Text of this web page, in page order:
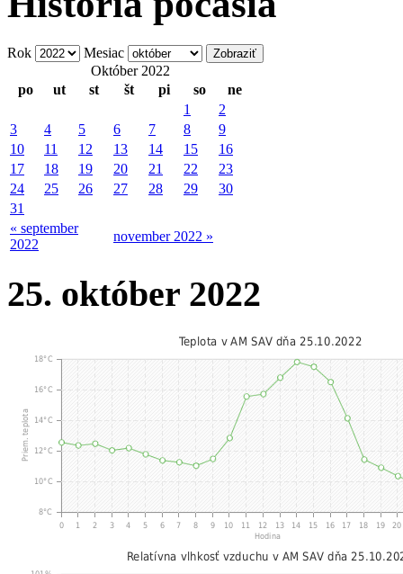
Rok
Mesiac
Október 2022
po
ut st št pi so ne
« september
2022
november 2022 »
1
2
3
4 5 6 7 8
9
10
11 12 13 14 15
16
17
18 19 20 21 22
23
24
25 26 27 28 29
30
31
25. október 2022